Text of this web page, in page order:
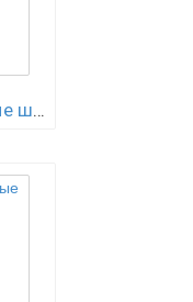
Акварель/гелиевые шары